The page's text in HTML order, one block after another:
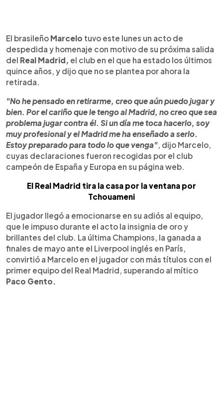
► Escuchar artículo
El brasileño Marcelo tuvo este lunes un acto de
despedida y homenaje con motivo de su próxima salida
del Real Madrid, el club en el que ha estado los últimos
quince años, y dijo que no se plantea por ahora la
retirada.
"No he pensado en retirarme, creo que aún puedo jugar y
bien. Por el cariño que le tengo al Madrid, no creo que sea
problema jugar contra él. Si un día me toca hacerlo, soy
muy profesional y el Madrid me ha enseñado a serlo.
Estoy preparado para todo lo que venga", dijo Marcelo,
cuyas declaraciones fueron recogidas por el club
campeón de España y Europa en su página web.
El Real Madrid tira la casa por la ventana por
Tchouameni
El jugador llegó a emocionarse en su adiós al equipo,
que le impuso durante el acto la insignia de oro y
brillantes del club. La última Champions, la ganada a
finales de mayo ante el Liverpool inglés en París,
convirtió a Marcelo en el jugador con más títulos con el
primer equipo del Real Madrid, superando al mítico
Paco Gento.